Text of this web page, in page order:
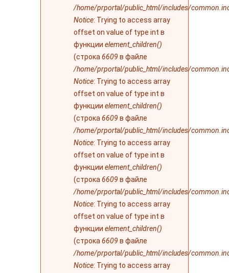
/home/prportal/public_html/includes/
Notice: Trying to access array
offset on value of type int в
функции element_children()
(строка 6609 в файле
/home/prportal/public_html/includes/
Notice: Trying to access array
offset on value of type int в
функции element_children()
(строка 6609 в файле
/home/prportal/public_html/includes/
Notice: Trying to access array
offset on value of type int в
функции element_children()
(строка 6609 в файле
/home/prportal/public_html/includes/
Notice: Trying to access array
offset on value of type int в
функции element_children()
(строка 6609 в файле
/home/prportal/public_html/includes/
Notice: Trying to access array